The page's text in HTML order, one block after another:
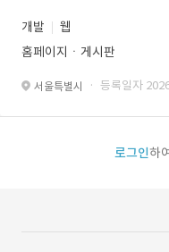
개발
웹
홈페이지ㆍ게시판
서울특별시 · 등록일자
로그인하